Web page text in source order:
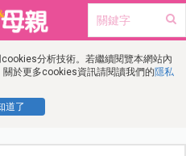
分析技術。若繼續閱覽本網站內
於更多cookies資訊請閱讀我們的隱私
道了